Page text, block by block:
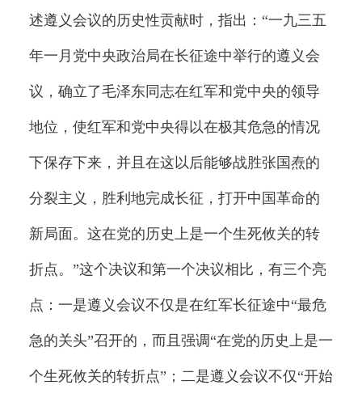
述遵义会议的历史性贡献时，指出：“一九三五
年一月党中央政治局在长征途中举行的遵义会
议，确立了毛泽东同志在红军和党中央的领导
地位，使红军和党中央得以在极其危急的情况
下保存下来，并且在这以后能够战胜张国焘的
分裂主义，胜利地完成长征，打开中国革命的
新局面。这在党的历史上是一个生死攸关的转
折点。”这个决议和第一个决议相比，有三个亮
点：一是遵义会议不仅是在红军长征途中“最危
急的关头”召开的，而且强调“在党的历史上是一
个生死攸关的转折点”；二是遵义会议不仅“开始